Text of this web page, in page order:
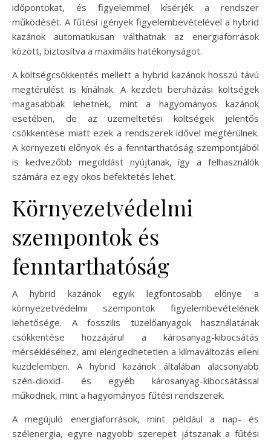
időpontokat, és figyelemmel kísérjék a rendszer
működését. A fűtési igények figyelembevételével a hybrid
kazánok automatikusan válthatnak az energiaforrások
között, biztosítva a maximális hatékonyságot.
A költségcsökkentés mellett a hybrid kazánok hosszú távú
megtérülést is kínálnak. A kezdeti beruházási költségek
magasabbak lehetnek, mint a hagyományos kazánok
esetében, de az üzemeltetési költségek jelentős
csökkentése miatt ezek a rendszerek idővel megtérülnek.
A környezeti előnyök és a fenntarthatóság szempontjából
is kedvezőbb megoldást nyújtanak, így a felhasználók
számára ez egy okos befektetés lehet.
Környezetvédelmi
szempontok és
fenntarthatóság
A hybrid kazánok egyik legfontosabb előnye a
környezetvédelmi szempontok figyelembevételének
lehetősége. A fosszilis tüzelőanyagok használatának
csökkentése hozzájárul a károsanyag-kibocsátás
mérsékléséhez, ami elengedhetetlen a klímaváltozás elleni
küzdelemben. A hybrid kazánok általában alacsonyabb
szén-dioxid- és egyéb károsanyag-kibocsátással
működnek, mint a hagyományos fűtési rendszerek.
A megújuló energiaforrások, mint például a nap- és
szélenergia, egyre nagyobb szerepet játszanak a fűtési